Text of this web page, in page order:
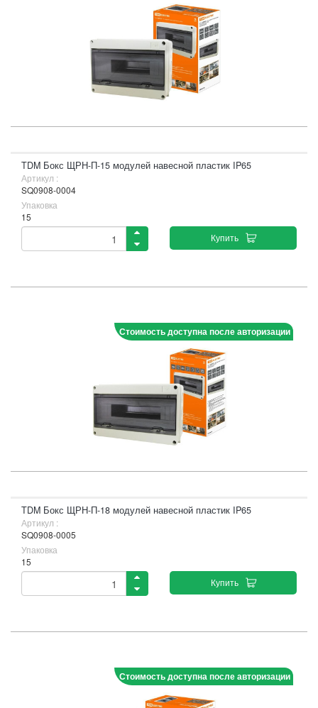
TDM Бокс ЩРН-П-15 модулей навесной пластик IP65
Артикул :
SQ0908-0004
Упаковка
15
Купить
Стоимость доступна после авторизации
TDM Бокс ЩРН-П-18 модулей навесной пластик IP65
Артикул :
SQ0908-0005
Упаковка
15
Купить
Стоимость доступна после авторизации